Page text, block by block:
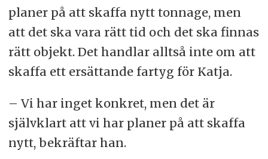
planer på att skaffa nytt tonnage, men
att det ska vara rätt tid och det ska finnas
rätt objekt. Det handlar alltså inte om att
skaffa ett ersättande fartyg för Katja.
– Vi har inget konkret, men det är
självklart att vi har planer på att skaffa
nytt, bekräftar han.